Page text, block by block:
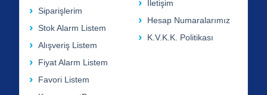
Siparişlerim
Stok Alarm Listem
Alışveriş Listem
Fiyat Alarm Listem
Favori Listem
İletişim
Hesap Numaralarımız
K.V.K.K. Politikası